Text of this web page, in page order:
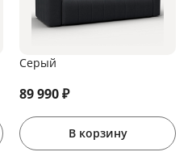
Серый
89 990₽
В корзину